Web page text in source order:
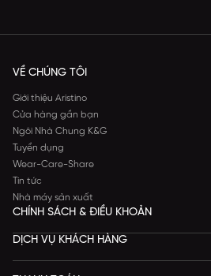
VỀ CHÚNG TÔI
Giới thiệu Aristino
Cửa hàng gần bạn
Ngôi Nhà Chung K&G
Tuyển dụng
Wear-Care-Share
Tin tức
Nhà máy sản xuất
CHÍNH SÁCH & ĐIỀU KHOẢN
DỊCH VỤ KHÁCH HÀNG